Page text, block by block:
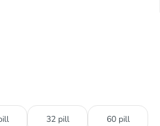
32 pill 60 pill